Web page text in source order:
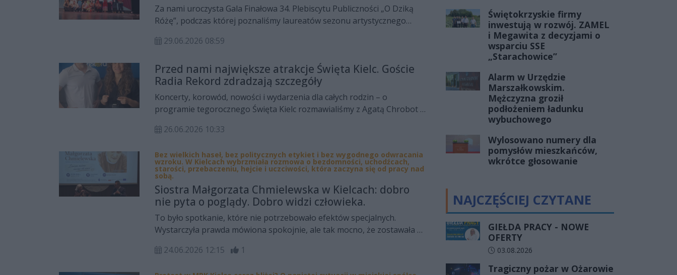
Za nami uroczysta Gala Finałowa 34. Plebiscytu Publiczności „O Dziką
Różę”, podczas której poznaliśmy laureatów sezonu artystycznego
przyznali widzowie, dziennikarze, przedstawiciele władz regionu oraz
29.06.2026 08:59
Przed nami największe atrakcje Święta Kielc. Goście
Radia Rekord zdradzają szczegóły
Koncerty, korowód, nowości i wydarzenia dla całych rodzin – o
programie tegorocznego Święta Kielc rozmawialiśmy z Agatą Chrobot z
Kieleckiego Teatru Tańca.
26.06.2026 10:33
Bez wielkich haseł, bez politycznych etykiet i bez wygodnego odwracania
wzroku. W Kielcach wybrzmiała rozmowa o bezdomności, uchodźcach,
starości, przebaczeniu, hejcie i uczciwości, która zaczyna się od pracy nad
sobą.
Siostra Małgorzata Chmielewska w Kielcach: dobro
nie pyta o poglądy. Dobro widzi człowieka.
To było spotkanie, które nie potrzebowało efektów specjalnych.
Wystarczyła prawda mówiona spokojnie, ale tak mocno, że zostawała w
świecie widzianym od strony tych, których najłatwiej nie zauważyć:
24.06.2026 12:15 1
Świętokrzyskie firmy
inwestują w rozwój. ZAMEL
i Megawita z decyzjami o
wsparciu SSE
„Starachowice”
Alarm w Urzędzie
Marszałkowskim.
Mężczyzna groził
podłożeniem ładunku
wybuchowego
Wylosowano numery dla
pomysłów mieszkańców,
wkrótce głosowanie
NAJCZĘŚCIEJ CZYTANE
GIEŁDA PRACY - NOWE
OFERTY
Data dodania artykułu:
03.08.2026
Tragiczny pożar w Ożarowie